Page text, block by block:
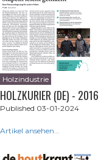
Holzindustrie
HOLZKURIER (DE) - 2016
Published 03-01-2024
Artikel ansehen...